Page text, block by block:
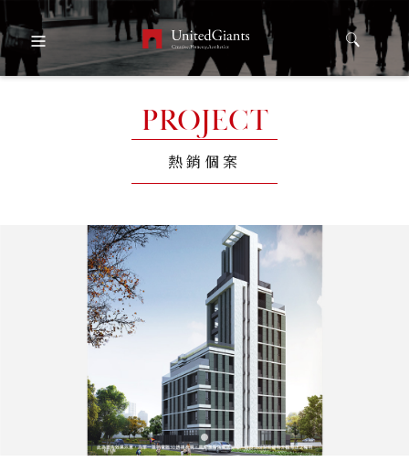
PROJECT
熱銷個案